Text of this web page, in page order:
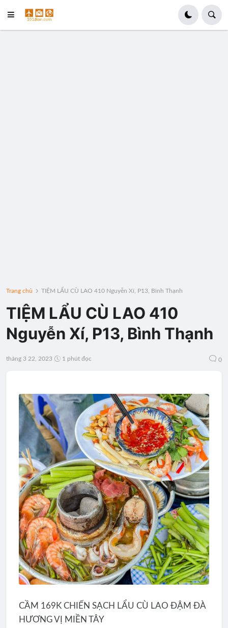
Trang chủ TIỆM LẨU CÙ LAO 410 Nguyễn Xí, P13, Bình Thạnh
TIỆM LẨU CÙ LAO 410
Nguyễn Xí, P13, Bình Thạnh
tháng 3 22, 2023 1 phút đọc 0
CẦM 169K CHIẾN SẠCH LẨU CÙ LAO ĐẬM ĐÀ
HƯƠNG VỊ MIỀN TÂY